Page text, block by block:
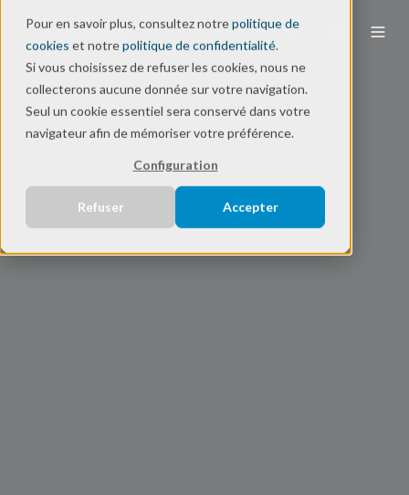
Pour en savoir plus, consultez notrepolitique de
cookies et notrepolitique de confidentialité.
Si vous choisissez de refuser les cookies, nous ne
collecterons aucune donnée sur votre navigation.
Seul un cookie essentiel sera conservé dans votre
navigateur afin de mémoriser votre préférence.
Configuration
Refuser Accepter
FR